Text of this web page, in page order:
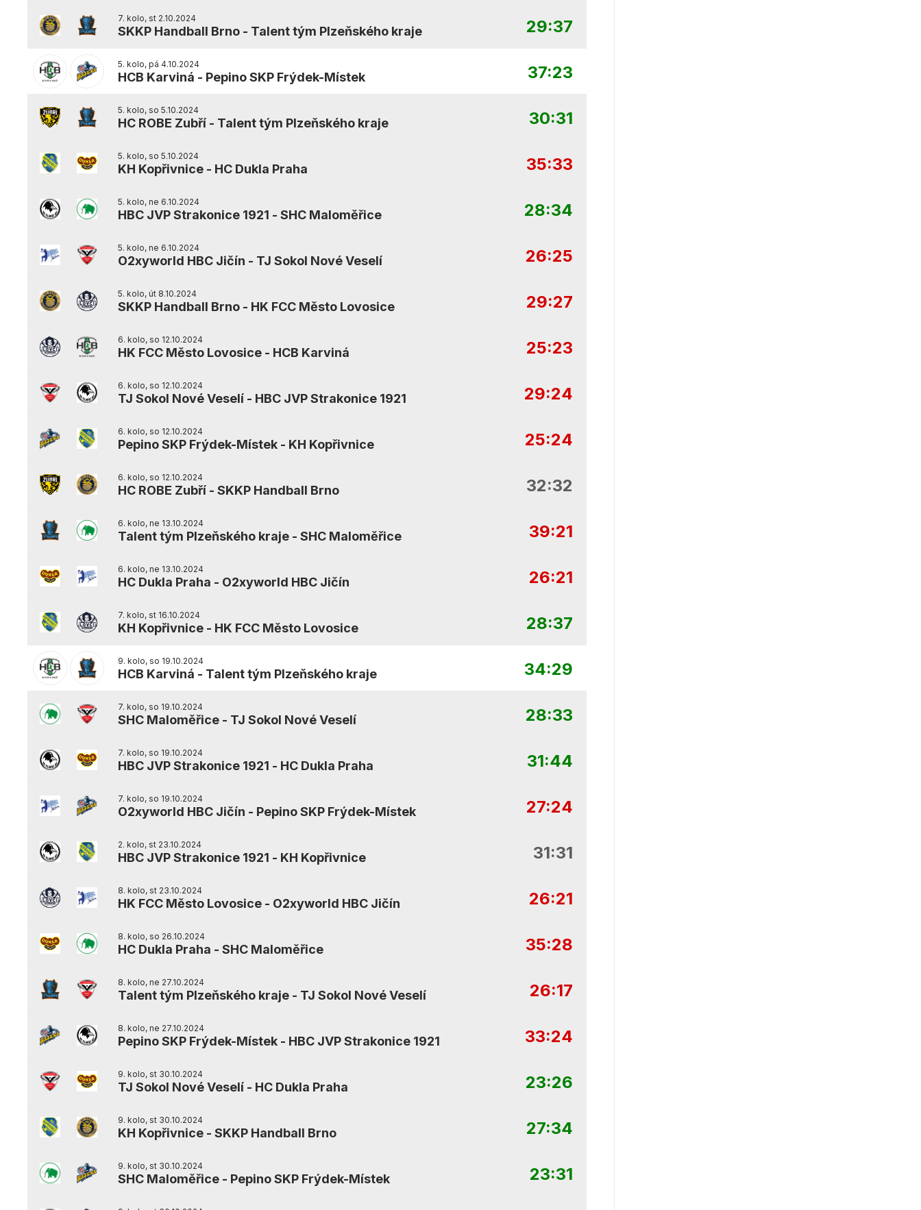
7. kolo, st 2.10.2024
SKKP Handball Brno - Talent tým Plzeňského kraje 29:37
5. kolo, pá 4.10.2024
HCB Karviná - Pepino SKP Frýdek-Místek 37:23
5. kolo, so 5.10.2024
HC ROBE Zubří - Talent tým Plzeňského kraje 30:31
5. kolo, so 5.10.2024
KH Kopřivnice - HC Dukla Praha 35:33
5. kolo, ne 6.10.2024
HBC JVP Strakonice 1921 - SHC Maloměřice 28:34
5. kolo, ne 6.10.2024
O2xyworld HBC Jičín - TJ Sokol Nové Veselí 26:25
5. kolo, út 8.10.2024
SKKP Handball Brno - HK FCC Město Lovosice 29:27
6. kolo, so 12.10.2024
HK FCC Město Lovosice - HCB Karviná 25:23
6. kolo, so 12.10.2024
TJ Sokol Nové Veselí - HBC JVP Strakonice 1921 29:24
6. kolo, so 12.10.2024
Pepino SKP Frýdek-Místek - KH Kopřivnice 25:24
6. kolo, so 12.10.2024
HC ROBE Zubří - SKKP Handball Brno 32:32
6. kolo, ne 13.10.2024
Talent tým Plzeňského kraje - SHC Maloměřice 39:21
6. kolo, ne 13.10.2024
HC Dukla Praha - O2xyworld HBC Jičín 26:21
7. kolo, st 16.10.2024
KH Kopřivnice - HK FCC Město Lovosice 28:37
9. kolo, so 19.10.2024
HCB Karviná - Talent tým Plzeňského kraje 34:29
7. kolo, so 19.10.2024
SHC Maloměřice - TJ Sokol Nové Veselí 28:33
7. kolo, so 19.10.2024
HBC JVP Strakonice 1921 - HC Dukla Praha 31:44
7. kolo, so 19.10.2024
O2xyworld HBC Jičín - Pepino SKP Frýdek-Místek 27:24
2. kolo, st 23.10.2024
HBC JVP Strakonice 1921 - KH Kopřivnice 31:31
8. kolo, st 23.10.2024
HK FCC Město Lovosice - O2xyworld HBC Jičín 26:21
8. kolo, so 26.10.2024
HC Dukla Praha - SHC Maloměřice 35:28
8. kolo, ne 27.10.2024
Talent tým Plzeňského kraje - TJ Sokol Nové Veselí 26:17
8. kolo, ne 27.10.2024
Pepino SKP Frýdek-Místek - HBC JVP Strakonice 1921 33:24
9. kolo, st 30.10.2024
TJ Sokol Nové Veselí - HC Dukla Praha 23:26
9. kolo, st 30.10.2024
KH Kopřivnice - SKKP Handball Brno 27:34
9. kolo, st 30.10.2024
SHC Maloměřice - Pepino SKP Frýdek-Místek 23:31